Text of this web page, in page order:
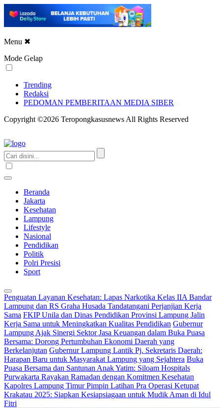
Menu ✖
Mode Gelap
Trending
Redaksi
PEDOMAN PEMBERITAAN MEDIA SIBER
Copyright ©2026 Teropongkasusnews All Rights Reserved
Beranda
Jakarta
Kesehatan
Lampung
Lifestyle
Nasional
Pendidikan
Politik
Polri Presisi
Sport
Penguatan Layanan Kesehatan: Lapas Narkotika Kelas IIA Bandar
Lampung dan RS Graha Husada Tandatangani Perjanjian Kerja
Sama FKIP Unila dan Dinas Pendidikan Provinsi Lampung Jalin
Kerja Sama untuk Meningkatkan Kualitas Pendidikan Gubernur
Lampung Ajak Sinergi Sektor Jasa Keuangan dalam Buka Puasa
Bersama: Dorong Pertumbuhan Ekonomi Daerah yang
Berkelanjutan Gubernur Lampung Lantik Pj. Sekretaris Daerah:
Harapan Baru untuk Masyarakat Lampung yang Sejahtera Buka
Puasa Bersama dan Santunan Anak Yatim: Siloam Hospitals
Purwakarta Rayakan Ramadan dengan Komitmen Kesehatan
Kapolres Lampung Timur Pimpin Latihan Pra Operasi Ketupat
Krakatau 2025: Siapkan Kesiapsiagaan untuk Mudik Aman di Idul
Fitri